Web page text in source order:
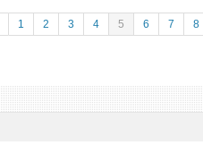
1 2 3 4 5 6 7 8